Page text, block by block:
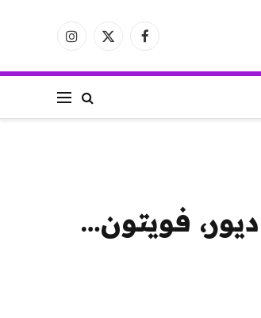
فيسبوكX
الانستغرام
لربيع 2027 – سيلين، ديور، فويتون…